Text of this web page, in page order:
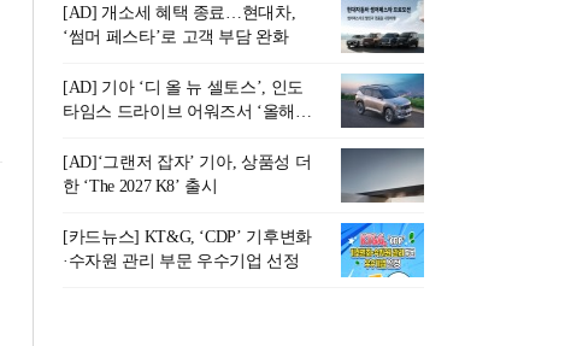
연옥은 고통스럽지만 끝이 있
으며, 준비를 통해 천국으로 나
아갈 수 있는 희망의 장소라고
말한
한 자서전을 넘어, 실패를 두려
워하지 않는 용기와 자신에 대
한 믿음이 어떻게 삶을 풍요롭
게 만드는지를 보여주는 지혜
의 보고로 평가된다.김용환 전
회장은 “인생의 목표가 크더라
도 조급해하지 말고 작은 것부
터 하나 하나 성취해 나가
라”고 조언한다. 뼈아픈 실패
조차 성공의 뼈대가 된다는 긍
[AD] 개소세 혜택 종료…현대차,
‘썸머 페스타’로 고객 부담 완화
[AD] 기아 ‘디 올 뉴 셀토스’, 인도
타임스 드라이브 어워즈서 ‘올해의
[AD]‘그랜저 잡자’ 기아, 상품성 더
한 ‘The 2027 K8’ 출시
[카드뉴스] KT&G, ‘CDP’ 기후변화
·수자원 관리 부문 우수기업 선정